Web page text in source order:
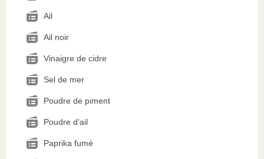
Ail
Ail noir
Vinaigre de cidre
Sel de mer
Poudre de piment
Poudre d’ail
Paprika fumé